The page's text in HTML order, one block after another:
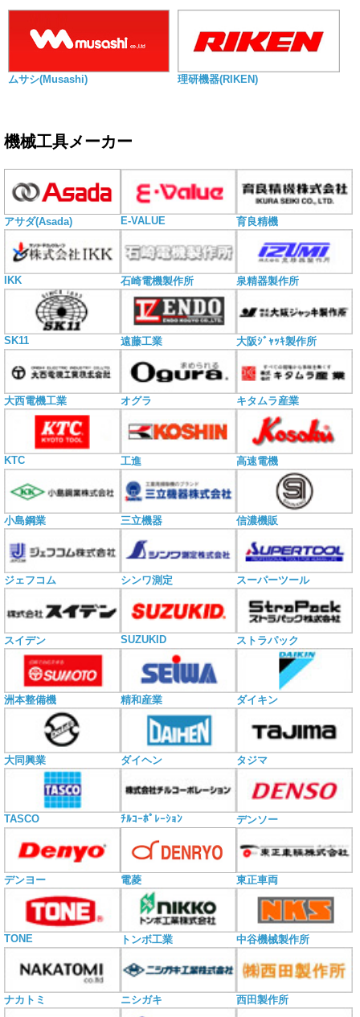
ムサシ(Musashi) 理研機器(RIKEN)
機械工具メーカー
アサダ(Asada) E-VALUE 育良精機
IKK 石崎電機製作所 泉精器製作所
SK11 遠藤工業 大阪ｼﾞｬｯｷ製作所
大西電機工業 オグラ キタムラ産業
KTC 工進 高速電機
小島鋼業 三立機器 信濃機販
ジェフコム シンワ測定 スーパーツール
スイデン SUZUKID ストラパック
洲本整備機 精和産業 ダイキン
大同興業 ダイヘン タジマ
TASCO ﾁﾙｺｰﾎﾟﾚｰｼｮﾝ デンソー
デンヨー 電菱 東正車両
TONE トンボ工業 中谷機械製作所
ナカトミ ニシガキ 西田製作所